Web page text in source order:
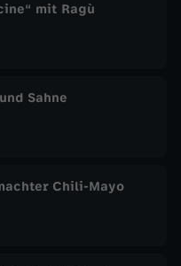
mit Ragù
Sahne
Chili-Mayo